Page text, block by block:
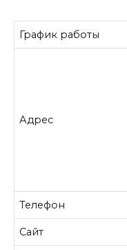
График работы
Адрес
Телефон
Сайт